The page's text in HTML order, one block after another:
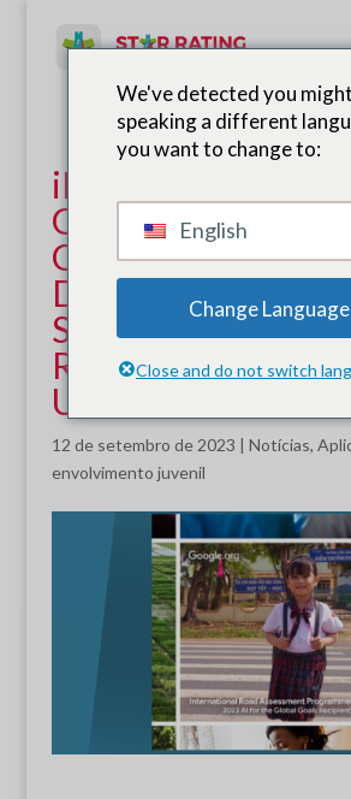
iRAP recebe apoio
Google para
Objetivos de
Desenvolvimento
Sustentável e
Rodoviária das
Unidas
12 de setembro de 2023 | Notícias,
envolvimento juvenil
We've detected you
speaking a different
you want to change to:
English
Change Language
Close and do not switch